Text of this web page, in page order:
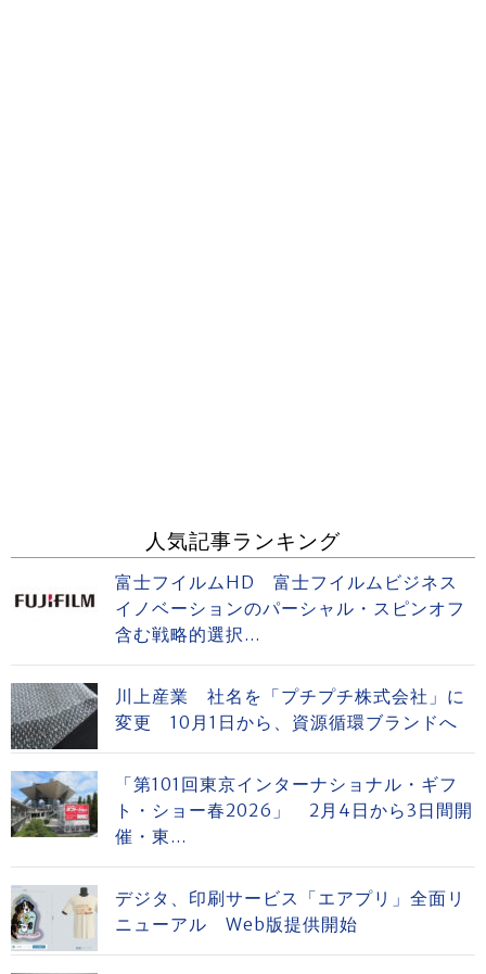
人気記事ランキング
富士フイルムHD 富士フイルムビジネス
イノベーションのパーシャル・スピンオフ
含む戦略的選択...
川上産業 社名を「プチプチ株式会社」に
変更 10月1日から、資源循環ブランドへ
「第101回東京インターナショナル・ギフ
ト・ショー春2026」 2月4日から3日間開
催・東...
デジタ、印刷サービス「エアプリ」全面リ
ニューアル Web版提供開始